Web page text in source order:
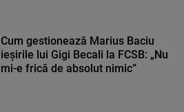
Cum gestionează Marius Baciu
ieșirile lui Gigi Becali la FCSB: „Nu
mi-e frică de absolut nimic”